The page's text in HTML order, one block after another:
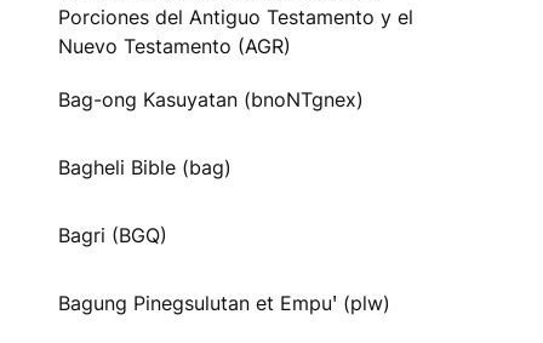
Porciones del Antiguo Testamento y el
Nuevo Testamento (AGR)
Bag-ong Kasuyatan (bnoNTgnex)
Bagheli Bible (bag)
Bagri (BGQ)
Bagung Pinegsulutan et Empuꞌ (plw)